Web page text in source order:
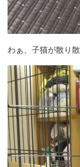
わぁ、子猫が散り